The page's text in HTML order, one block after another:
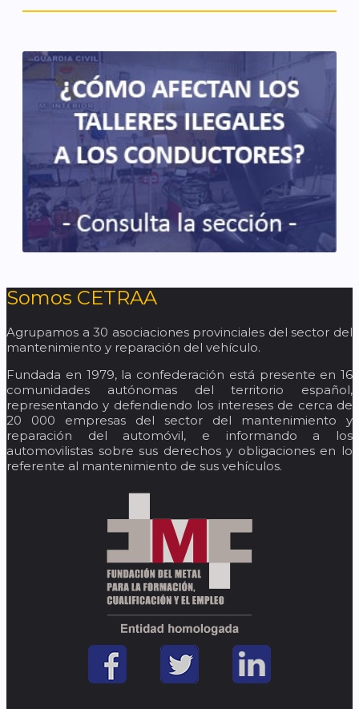
Somos CETRAA
Agrupamos a 30 asociaciones provinciales del sector del
mantenimiento y reparación del vehículo.
Fundada en 1979, la confederación está presente en 16
comunidades autónomas del territorio español,
representando y defendiendo los intereses de cerca de
20 000 empresas del sector del mantenimiento y
reparación del automóvil, e informando a los
automovilistas sobre sus derechos y obligaciones en lo
referente al mantenimiento de sus vehículos.